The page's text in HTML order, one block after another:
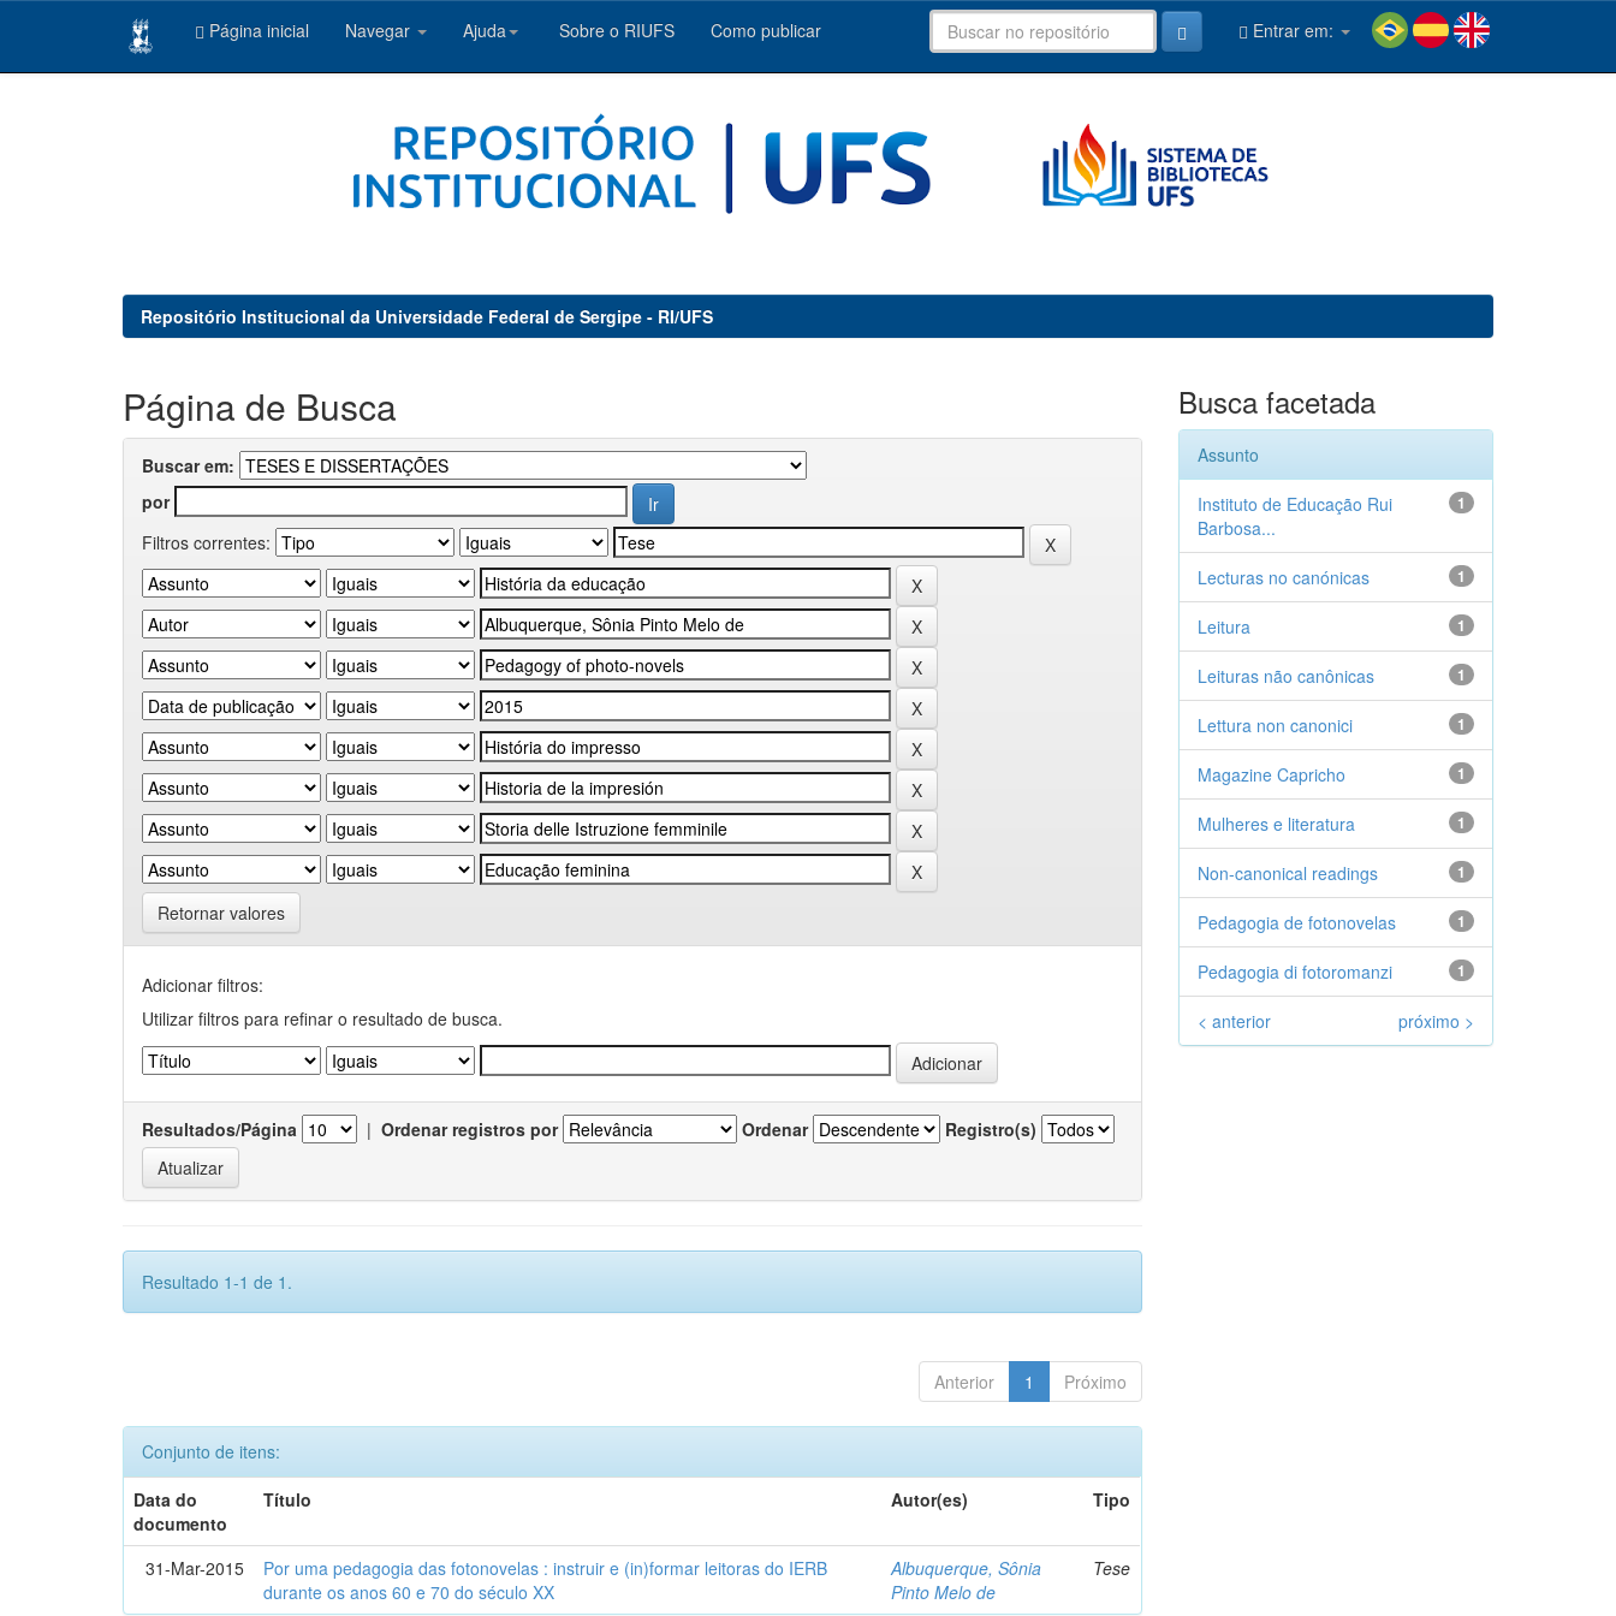
Página inicial Navegar Ajuda Sobre o RIUFS Como publicar Entrar em:
Repositório Institucional da Universidade Federal de Sergipe - RI/UFS
Página de Busca
Buscar em:
por
Filtros correntes:
Retornar valores
Adicionar filtros:
Utilizar filtros para refinar o resultado de busca.
Resultados/Página | Ordenar registros por Ordenar Registro(s)
Resultado 1-1 de 1.
Anterior 1 Próximo
Conjunto de itens:
Data do
documento
Título Autor(es) Tipo
31-Mar-2015
Por uma pedagogia das fotonovelas : instruir e (in)formar leitoras do IERB
durante os anos 60 e 70 do século XX
Albuquerque, Sônia
Pinto Melo de
Tese
Busca facetada
Assunto
1
Instituto de Educação Rui
Barbosa...
1
Lecturas no canónicas
1
Leitura
1
Leituras não canônicas
1
Lettura non canonici
1
Magazine Capricho
1
Mulheres e literatura
1
Non-canonical readings
1
Pedagogia de fotonovelas
1
Pedagogia di fotoromanzi
< anterior próximo >